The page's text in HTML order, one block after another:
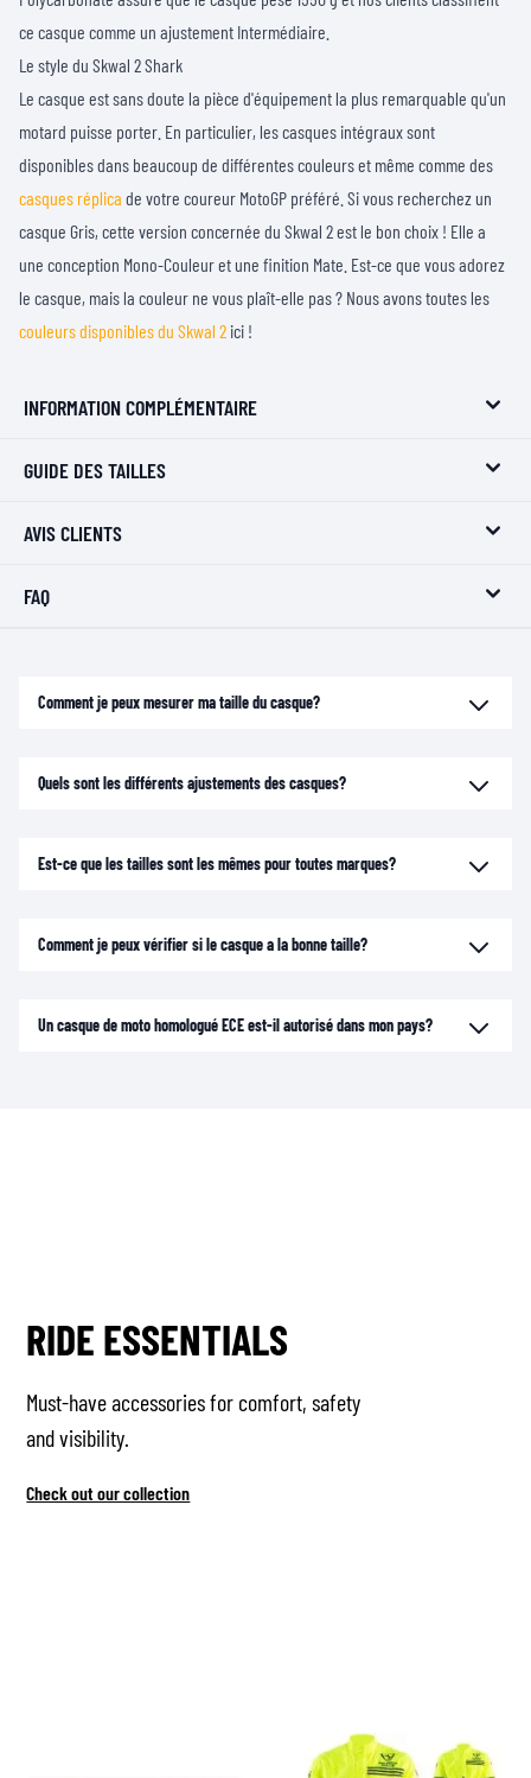
ce casque comme un ajustement Intermédiaire.
Le style du Skwal 2 Shark
Le casque est sans doute la pièce d'équipement la plus remarquable qu'un
motard puisse porter. En particulier, les casques intégraux sont
disponibles dans beaucoup de différentes couleurs et même comme des
casques réplica de votre coureur MotoGP préféré. Si vous recherchez un
casque Gris, cette version concernée du Skwal 2 est le bon choix ! Elle a
une conception Mono-Couleur et une finition Mate. Est-ce que vous adorez
le casque, mais la couleur ne vous plaît-elle pas ? Nous avons toutes les
couleurs disponibles du Skwal 2 ici !
INFORMATION COMPLÉMENTAIRE
GUIDE DES TAILLES
AVIS CLIENTS
FAQ
Comment je peux mesurer ma taille du casque?
Quels sont les différents ajustements des casques?
Est-ce que les tailles sont les mêmes pour toutes marques?
Comment je peux vérifier si le casque a la bonne taille?
Un casque de moto homologué ECE est-il autorisé dans mon pays?
RIDE ESSENTIALS
Must-have accessories for comfort, safety
and visibility.
Check out our collection